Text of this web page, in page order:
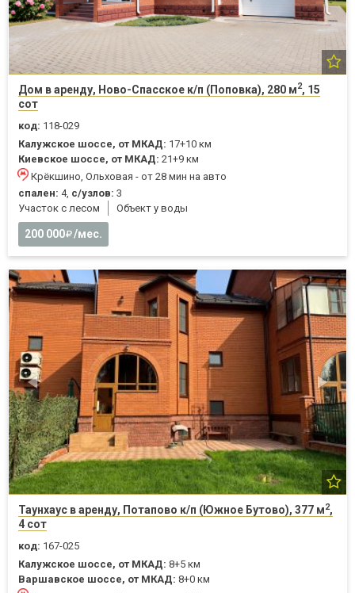
Дом в аренду, Ново-Спасское к/п (Поповка), 280 м2, 15
сот
код: 118-029
Калужское шоссе, от МКАД: 17+10 км
Киевское шоссе, от МКАД: 21+9 км
Крёкшино, Ольховая - от 28 мин на авто
спален: 4, с/узлов: 3
Участок с лесом
Объект у воды
200 000 /мес.
Таунхаус в аренду, Потапово к/п (Южное Бутово), 377 м2,
4 сот
код: 167-025
Калужское шоссе, от МКАД: 8+5 км
Варшавское шоссе, от МКАД: 8+0 км